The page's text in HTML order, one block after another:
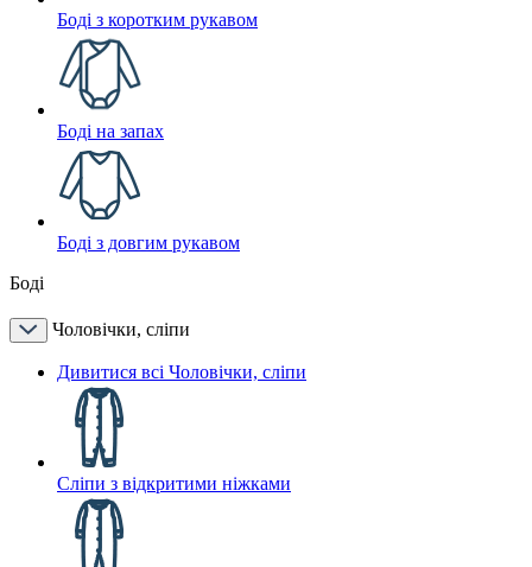
Боді з коротким рукавом
Боді на запах
Боді з довгим рукавом
Боді
Чоловічки, сліпи
Дивитися всі Чоловічки, сліпи
Сліпи з відкритими ніжками